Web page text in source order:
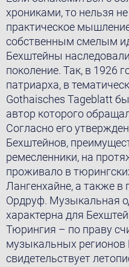
хрониками, то нельзя
практическое
собственным смелым
Бехштейны
поколение. Так, в 1926
патриарха, в
Gothaisches Tageblatt
автор которого
Согласно его
Бехштейнов,
ремесленники, на
проживало в
Лангенхайне, а также в
Ордруф. Музыкальная
характерна для
Тюрингия – по праву
музыкальных регионов
свидетельствует